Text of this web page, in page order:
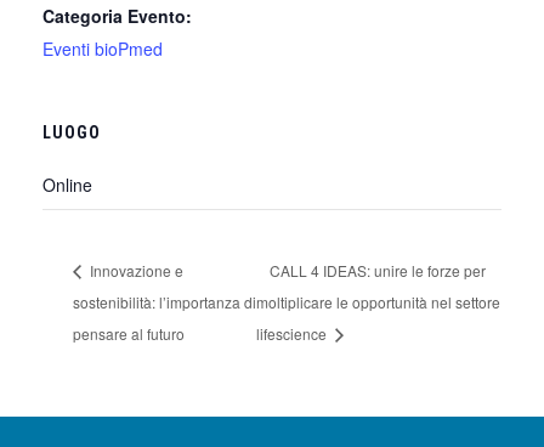
Categoria Evento:
Eventi bioPmed
LUOGO
Online
Innovazione e
sostenibilità: l’importanza di
pensare al futuro
CALL 4 IDEAS: unire le forze per
moltiplicare le opportunità nel settore
lifescience